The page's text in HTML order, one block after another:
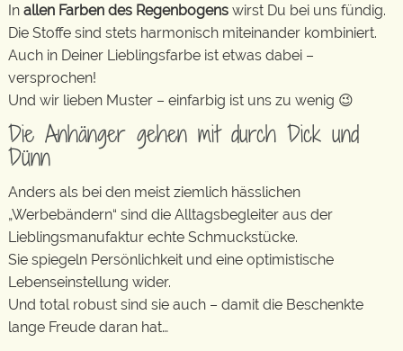
In allen Farben des Regenbogens wirst Du bei uns fündig.
Die Stoffe sind stets harmonisch miteinander kombiniert.
Auch in Deiner Lieblingsfarbe ist etwas dabei –
versprochen!
Und wir lieben Muster – einfarbig ist uns zu wenig 😉
Die Anhänger gehen mit durch Dick und
Dünn
Anders als bei den meist ziemlich hässlichen
„Werbebändern“ sind die Alltagsbegleiter aus der
Lieblingsmanufaktur echte Schmuckstücke.
Sie spiegeln Persönlichkeit und eine optimistische
Lebenseinstellung wider.
Und total robust sind sie auch – damit die Beschenkte
lange Freude daran hat…